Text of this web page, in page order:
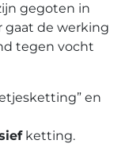
gegoten in
gaat de werking
tegen vocht
en
ketting.